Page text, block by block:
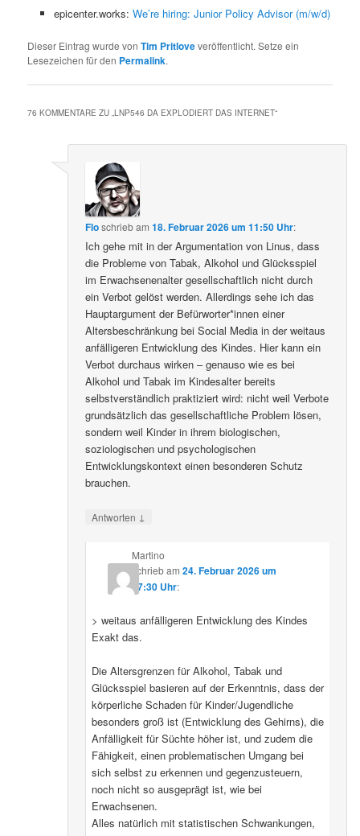
epicenter.works: We’re hiring: Junior Policy Advisor (m/w/d)
Dieser Eintrag wurde vonTim Pritloveveröffentlicht. Setze ein
Lesezeichen für den Permalink.
76 KOMMENTARE ZU „LNP546 DA EXPLODIERT DAS INTERNET“
Floschriebam18. Februar 2026 um 11:50 Uhr:
Ich gehe mit in der Argumentation von Linus, dass
die Probleme von Tabak, Alkohol und Glücksspiel
im Erwachsenenalter gesellschaftlich nicht durch
ein Verbot gelöst werden. Allerdings sehe ich das
Hauptargument der Befürworter*innen einer
Altersbeschränkung bei Social Media in der weitaus
anfälligeren Entwicklung des Kindes. Hier kann ein
Verbot durchaus wirken – genauso wie es bei
Alkohol und Tabak im Kindesalter bereits
selbstverständlich praktiziert wird: nicht weil Verbote
grundsätzlich das gesellschaftliche Problem lösen,
sondern weil Kinder in ihrem biologischen,
soziologischen und psychologischen
Entwicklungskontext einen besonderen Schutz
brauchen.
Antworten ↓
Martino
schriebam 24. Februar 2026 um
07:30 Uhr:
> weitaus anfälligeren Entwicklung des Kindes
Exakt das.
Die Altersgrenzen für Alkohol, Tabak und
Glücksspiel basieren auf der Erkenntnis, dass der
körperliche Schaden für Kinder/Jugendliche
besonders groß ist (Entwicklung des Gehirns), die
Anfälligkeit für Süchte höher ist, und zudem die
Fähigkeit, einen problematischen Umgang bei
sich selbst zu erkennen und gegenzusteuern,
noch nicht so ausgeprägt ist, wie bei
Erwachsenen.
Alles natürlich mit statistischen Schwankungen,